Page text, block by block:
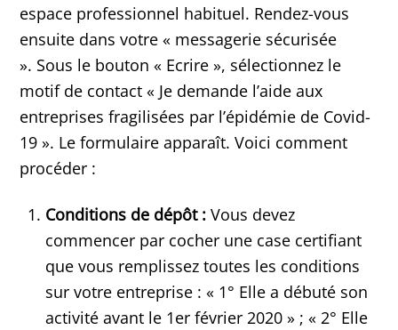
espace professionnel habituel. Rendez-vous
ensuite dans votre « messagerie sécurisée
». Sous le bouton « Ecrire », sélectionnez le
motif de contact « Je demande l’aide aux
entreprises fragilisées par l’épidémie de Covid-
19 ». Le formulaire apparaît. Voici comment
procéder :
Conditions de dépôt : Vous devez
commencer par cocher une case certifiant
que vous remplissez toutes les conditions
sur votre entreprise : « 1° Elle a débuté son
activité avant le 1er février 2020 » ; « 2° Elle